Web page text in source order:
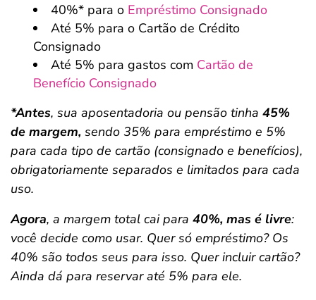
40%* para o Empréstimo Consignado
Até 5% para o Cartão de Crédito
Consignado
Até 5% para gastos com Cartão de
Benefício Consignado
*Antes, sua aposentadoria ou pensão tinha 45%
de margem, sendo 35% para empréstimo e 5%
para cada tipo de cartão (consignado e benefícios),
obrigatoriamente separados e limitados para cada
uso.
Agora, a margem total cai para 40%, mas é livre:
você decide como usar. Quer só empréstimo? Os
40% são todos seus para isso. Quer incluir cartão?
Ainda dá para reservar até 5% para ele.